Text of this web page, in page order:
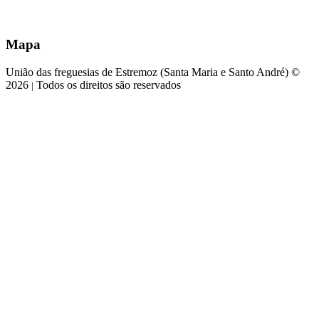
Mapa
União das freguesias de Estremoz (Santa Maria e Santo André) ©
2026 | Todos os direitos são reservados